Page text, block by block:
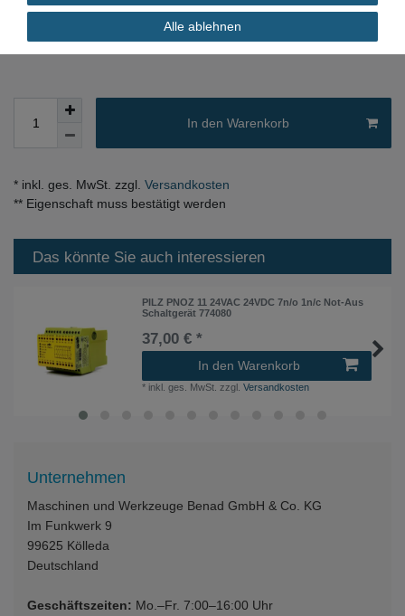
In den Warenkorb
* inkl. ges. MwSt. zzgl. Versandkosten
** Eigenschaft muss bestätigt werden
Das könnte Sie auch interessieren
PILZ PNOZ 11 24VAC 24VDC 7n/o 1n/c Not-Aus
Schaltgerät 774080
37,00 € *
In den Warenkorb
* inkl. ges. MwSt. zzgl.Versandkosten
Unternehmen
Maschinen und Werkzeuge Benad GmbH & Co. KG
Im Funkwerk 9
99625 Kölleda
Deutschland
Geschäftszeiten: Mo.–Fr. 7:00–16:00 Uhr
Alle ablehnen